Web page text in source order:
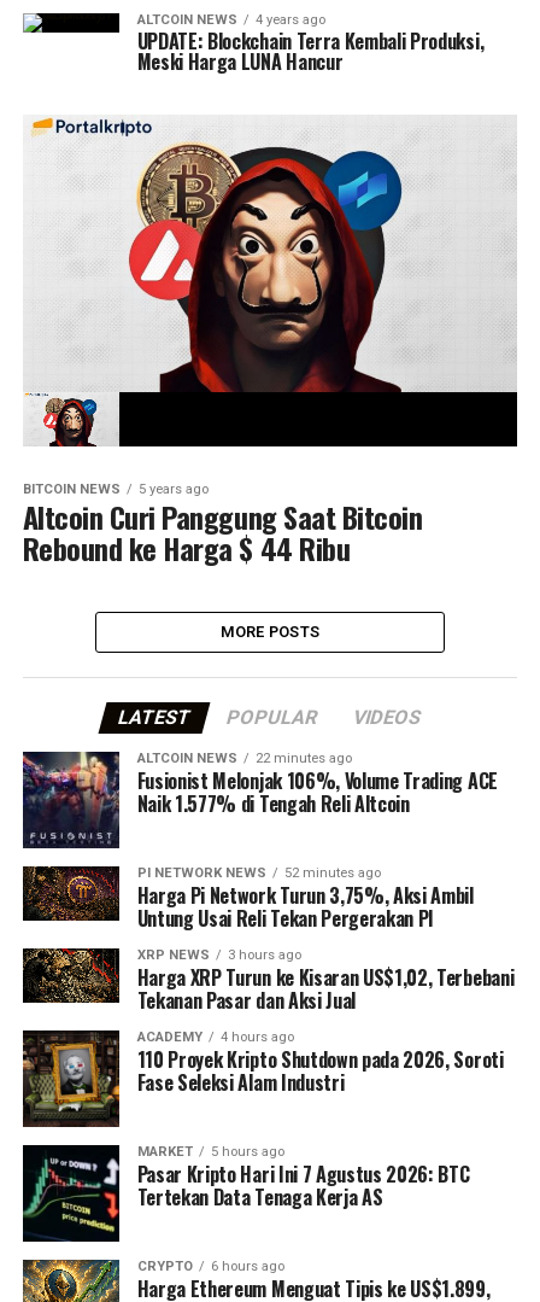
ALTCOIN NEWS 4 years ago
UPDATE: Blockchain Terra Kembali Produksi,
Meski Harga LUNA Hancur
BITCOIN NEWS 5 years ago
Altcoin Curi Panggung Saat Bitcoin
Rebound ke Harga $ 44 Ribu
MORE POSTS
LATEST POPULAR VIDEOS
ALTCOIN NEWS 22 minutes ago
Fusionist Melonjak 106%, Volume Trading ACE
Naik 1.577% di Tengah Reli Altcoin
PI NETWORK NEWS 52 minutes ago
Harga Pi Network Turun 3,75%, Aksi Ambil
Untung Usai Reli Tekan Pergerakan PI
XRP NEWS 3 hours ago
Harga XRP Turun ke Kisaran US$1,02, Terbebani
Tekanan Pasar dan Aksi Jual
ACADEMY 4 hours ago
110 Proyek Kripto Shutdown pada 2026, Soroti
Fase Seleksi Alam Industri
MARKET 5 hours ago
Pasar Kripto Hari Ini 7 Agustus 2026: BTC
Tertekan Data Tenaga Kerja AS
CRYPTO 6 hours ago
Harga Ethereum Menguat Tipis ke US$1.899,